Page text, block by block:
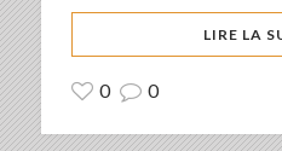
LIRE LA
0 0